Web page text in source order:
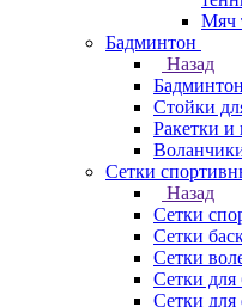
Мяч
Бадминтон
Назад
Бадминтон
Стойки
Ракетки и
Сетки
Назад
Сетки
Сетки
Сетки
Сетки для
Сетки для